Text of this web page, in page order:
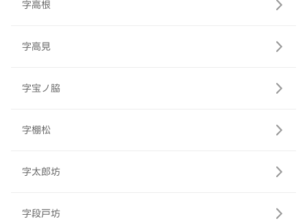
字高根
字高見
字宝ノ脇
字棚松
字太郎坊
字段戸坊